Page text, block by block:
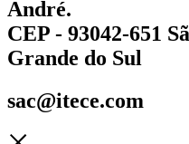
André.
CEP - 93042-651
Grande do Sul
sac@itece.com